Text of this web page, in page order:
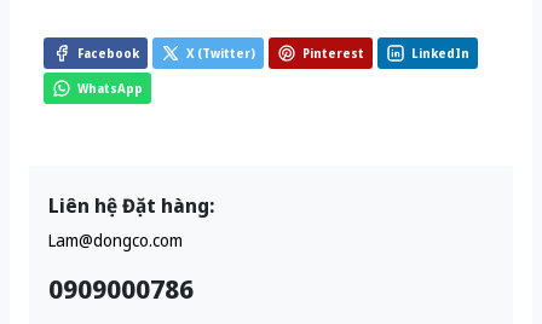
Facebook X (Twitter) Pinterest LinkedIn
WhatsApp
Liên hệ Đặt hàng:
Lam@dongco.com
0909000786